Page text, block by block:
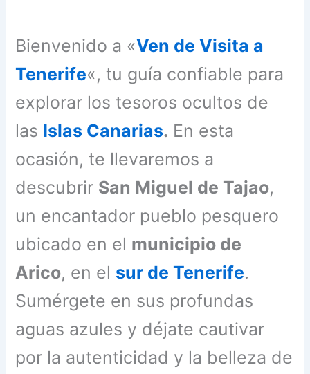
Bienvenido a «Ven de Visita a
Tenerife«, tu guía confiable para
explorar los tesoros ocultos de
las Islas Canarias. En esta
ocasión, te llevaremos a
descubrir San Miguel de Tajao,
un encantador pueblo pesquero
ubicado en el municipio de
Arico, en el sur de Tenerife.
Sumérgete en sus profundas
aguas azules y déjate cautivar
por la autenticidad y la belleza de